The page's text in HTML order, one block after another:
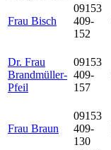
Frau Bisch
09153
409-
152
Dr. Frau
Brandmüller-
Pfeil
09153
409-
157
Frau Braun
09153
409-
130